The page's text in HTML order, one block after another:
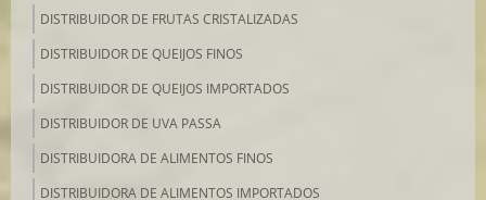
DISTRIBUIDOR DE FRUTAS CRISTALIZADAS
DISTRIBUIDOR DE QUEIJOS FINOS
DISTRIBUIDOR DE QUEIJOS IMPORTADOS
DISTRIBUIDOR DE UVA PASSA
DISTRIBUIDORA DE ALIMENTOS FINOS
DISTRIBUIDORA DE ALIMENTOS IMPORTADOS